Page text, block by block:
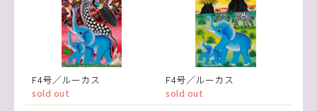
F4号／ルーカス
sold out
F4号／ルーカス
sold out